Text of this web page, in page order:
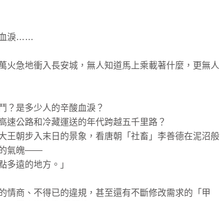
血淚……
火急地衝入長安城，無人知道馬上乘載著什麼，更無人
？是多少人的辛酸血淚？
速公路和冷藏運送的年代跨越五千里路？
王朝步入末日的景象，看唐朝「社畜」李善德在泥沼般
的氣魄――
多遠的地方。」
情商、不得已的違規，甚至還有不斷修改需求的「甲